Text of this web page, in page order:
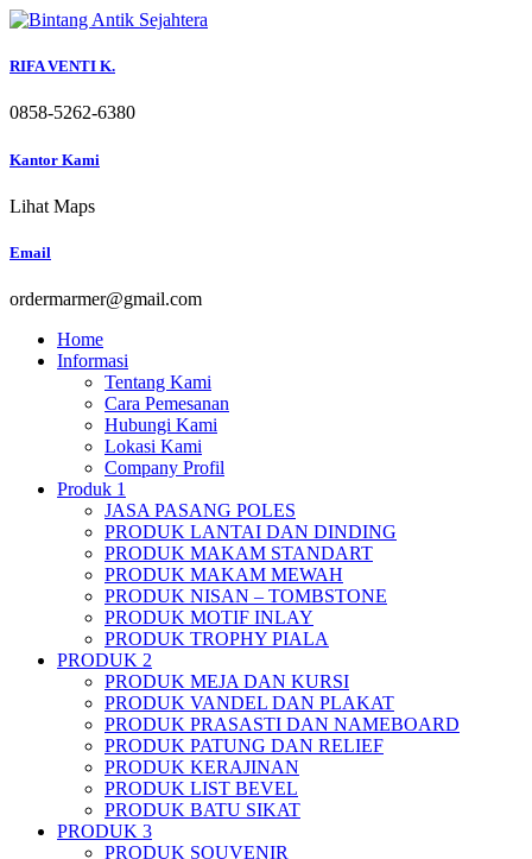
Skip
content
RIFA VENTI K.
0858-5262-6380
Kantor Kami
Lihat Maps
Email
ordermarmer@gmail.com
Home
Informasi
Tentang Kami
Cara Pemesanan
Hubungi Kami
Lokasi Kami
Company Profil
Produk 1
JASA PASANG POLES
PRODUK LANTAI DAN DINDING
PRODUK MAKAM STANDART
PRODUK MAKAM MEWAH
PRODUK NISAN – TOMBSTONE
PRODUK MOTIF INLAY
PRODUK TROPHY PIALA
PRODUK 2
PRODUK MEJA DAN KURSI
PRODUK VANDEL DAN PLAKAT
PRODUK PRASASTI DAN NAMEBOARD
PRODUK PATUNG DAN RELIEF
PRODUK KERAJINAN
PRODUK LIST BEVEL
PRODUK BATU SIKAT
PRODUK 3
PRODUK SOUVENIR